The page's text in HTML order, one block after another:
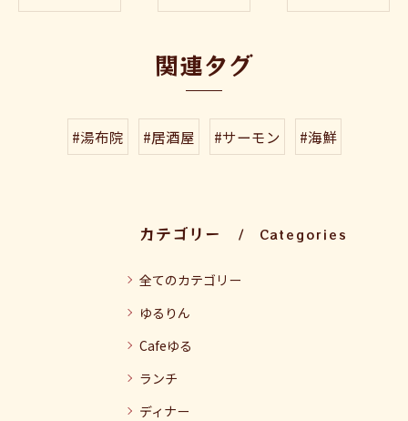
関連タグ
#湯布院 #居酒屋 #サーモン #海鮮
カテゴリー Categories
全てのカテゴリー
ゆるりん
Cafeゆる
ランチ
ディナー